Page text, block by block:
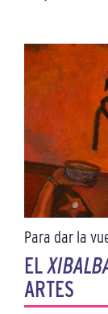
Para dar la
EL
ARTES